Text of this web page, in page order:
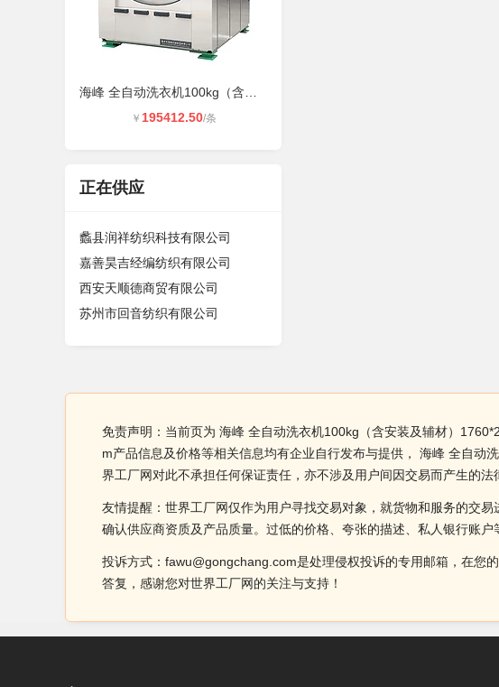
￥ 195412.50/条
正在供应
蠡县润祥纺织科技有限公司
嘉善昊吉经编纺织有限公司
西安天顺德商贸有限公司
苏州市回音纺织有限公司
免责声明：当前页为 海峰 全自动洗衣机100kg（含安装及辅材）
m产品信息及价格等相关信息均有企业自行发布与提供， 海峰 全自
界工厂网对此不承担任何保证责任，亦不涉及用户间因交易而产生的法
友情提醒：世界工厂网仅作为用户寻找交易对象，就货物和服务的交
确认供应商资质及产品质量。过低的价格、夸张的描述、私人银行账
投诉方式：fawu@gongchang.com是处理侵权投诉的专用邮箱，在您
答复，感谢您对世界工厂网的关注与支持！